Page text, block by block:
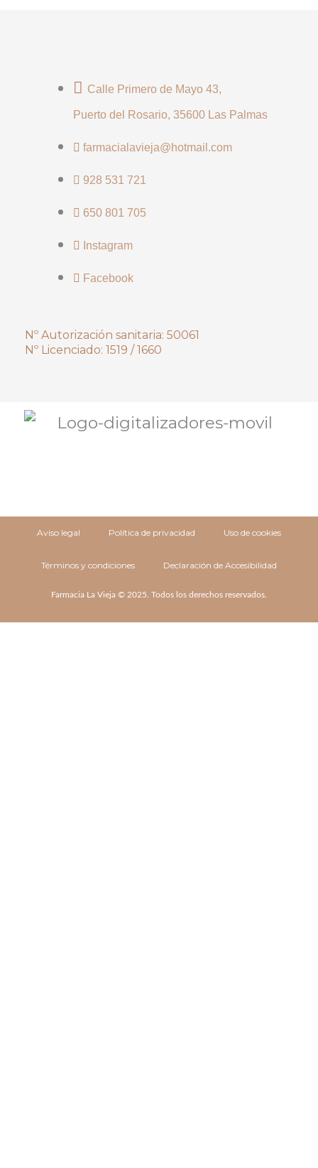
Calle Primero de Mayo 43,
Puerto del Rosario, 35600 Las Palmas
farmacialavieja@hotmail.com
928 531 721
650 801 705
Instagram
Facebook
Nº Autorización sanitaria: 50061
Nº Licenciado: 1519 / 1660
Aviso legal Política de privacidad Uso de cookies
Términos y condiciones Declaración de Accesibilidad
Farmacia La Vieja © 2025. Todos los derechos reservados.